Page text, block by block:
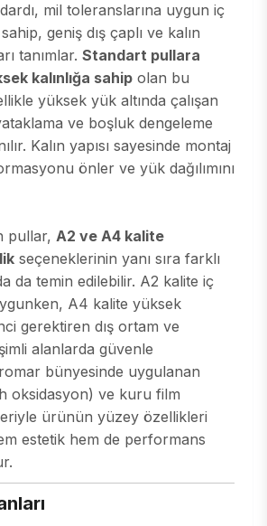
mil toleranslarına uygun iç
geniş dış çaplı ve kalın
tanımlar. Standart pullara
kalınlığa sahip olan bu
yüksek yük altında çalışan
ve boşluk dengeleme
Kalın yapısı sayesinde montaj
önler ve yük dağılımını
pullar, A2 ve A4 kalite
seçeneklerinin yanı sıra farklı
da temin edilebilir. A2 kalite iç
A4 kalite yüksek
gerektiren dış ortam ve
alanlarda güvenle
bünyesinde uygulanan
oksidasyon) ve kuru film
ürünün yüzey özellikleri
estetik hem de performans